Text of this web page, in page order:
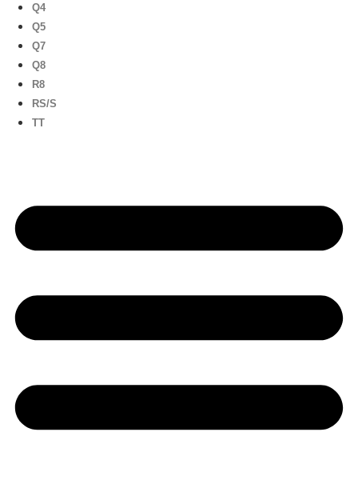
Q4
Q5
Q7
Q8
R8
RS/S
TT